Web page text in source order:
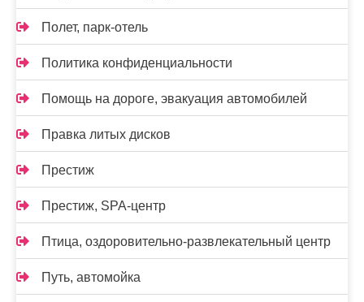
Полет, парк-отель
Политика конфиденциальности
Помощь на дороге, эвакуация автомобилей
Правка литых дисков
Престиж
Престиж, SPA-центр
Птица, оздоровительно-развлекательный центр
Путь, автомойка